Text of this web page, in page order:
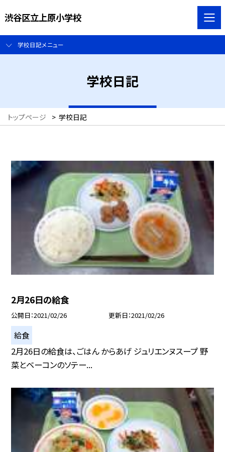
渋谷区立上原小学校
学校日記メニュー
学校日記
トップページ > 学校日記
2月26日の給食
公開日 2021/02/26 更新日 2021/02/26
給食
2月26日の給食は、ごはん からあげ ジュリエンヌスープ 野
菜とベーコンのソテー...